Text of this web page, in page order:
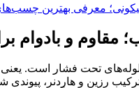
معرفی بهترین
و بادوام
تحت فشار است.